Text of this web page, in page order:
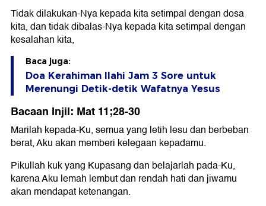
Tidak dilakukan-Nya kepada kita setimpal dengan dosa
kita, dan tidak dibalas-Nya kepada kita setimpal dengan
kesalahan kita,
Baca juga:
Doa Kerahiman Ilahi Jam 3 Sore untuk
Merenungi Detik-detik Wafatnya Yesus
Bacaan Injil: Mat 11;28-30
Marilah kepada-Ku, semua yang letih lesu dan berbeban
berat, Aku akan memberi kelegaan kepadamu.
Pikullah kuk yang Kupasang dan belajarlah pada-Ku,
karena Aku lemah lembut dan rendah hati dan jiwamu
akan mendapat ketenangan.